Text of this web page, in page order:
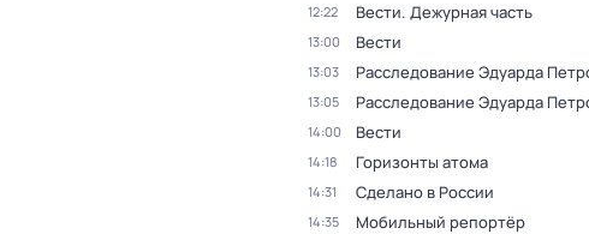
12:22 Вести. Дежурная часть
13:00 Вести
13:03 Расследование Эдуарда
13:05 Расследование Эдуарда
14:00 Вести
14:18 Горизонты атома
14:31 Сделано в России
14:35 Мобильный репортёр